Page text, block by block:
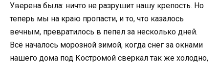
Уверена была: ничто не разрушит нашу крепость. Но
теперь мы на краю пропасти, и то, что казалось
вечным, превратилось в пепел за несколько дней.
Всё началось морозной зимой, когда снег за окнами
нашего дома под Костромой сверкал так же холодно,